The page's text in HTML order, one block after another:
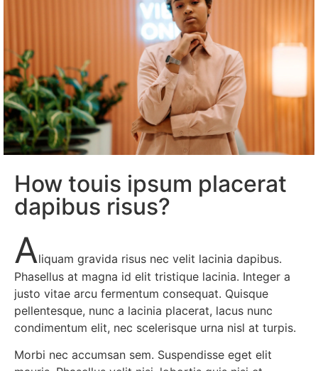
How touis ipsum placerat
dapibus risus?
Aliquam gravida risus nec velit lacinia dapibus.
Phasellus at magna id elit tristique lacinia. Integer a
justo vitae arcu fermentum consequat. Quisque
pellentesque, nunc a lacinia placerat, lacus nunc
condimentum elit, nec scelerisque urna nisl at turpis.
Morbi nec accumsan sem. Suspendisse eget elit